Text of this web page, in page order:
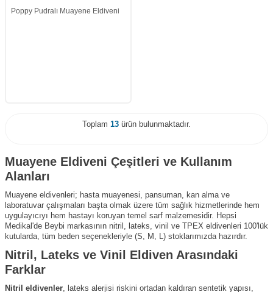
Poppy Pudralı Muayene Eldiveni
Toplam 13 ürün bulunmaktadır.
Muayene Eldiveni Çeşitleri ve Kullanım
Alanları
Muayene eldivenleri; hasta muayenesi, pansuman, kan alma ve
laboratuvar çalışmaları başta olmak üzere tüm sağlık hizmetlerinde hem
uygulayıcıyı hem hastayı koruyan temel sarf malzemesidir. Hepsi
Medikal'de Beybi markasının nitril, lateks, vinil ve TPEX eldivenleri 100'lük
kutularda, tüm beden seçenekleriyle (S, M, L) stoklarımızda hazırdır.
Nitril, Lateks ve Vinil Eldiven Arasındaki
Farklar
Nitril eldivenler , lateks alerjisi riskini ortadan kaldıran sentetik yapısı,